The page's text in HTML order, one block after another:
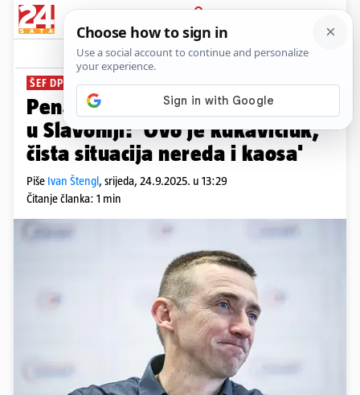
PRIJAVA
News Komentari
ŠEF DP-A
Penava o afričkoj svinjskoj kugi
u Slavoniji: 'Ovo je kukavičluk,
čista situacija nereda i kaosa'
Piše Ivan Štengl, srijeda, 24.9.2025. u 13:29
Čitanje članka: 1 min